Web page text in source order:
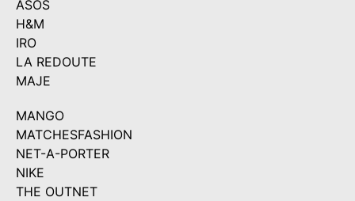
ASOS
H&M
IRO
LA REDOUTE
MAJE
MANGO
MATCHESFASHION
NET-A-PORTER
NIKE
THE OUTNET